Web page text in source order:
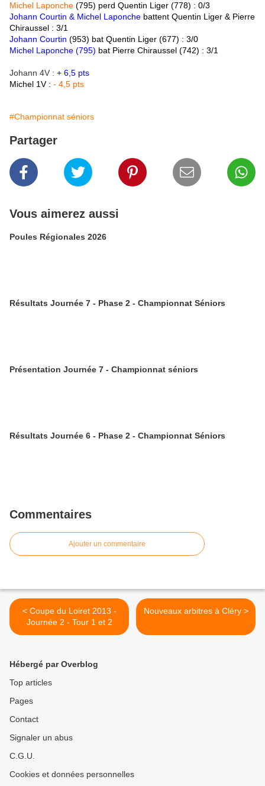
Michel Laponche (795) perd Quentin Liger (778) : 0/3
Johann Courtin & Michel Laponche battent Quentin Liger & Pierre
Chiraussel : 3/1
Johann Courtin (953) bat Quentin Liger (677) : 3/0
Michel Laponche (795) bat Pierre Chiraussel (742) : 3/1
Johann 4V : + 6,5 pts
Michel 1V : - 4,5 pts
#Championnat séniors
Partager
Vous aimerez aussi
Poules Régionales 2026
Résultats Journée 7 - Phase 2 - Championnat Séniors
Présentation Journée 7 - Championnat séniors
Résultats Journée 6 - Phase 2 - Championnat Séniors
Commentaires
Ajouter un commentaire
< Coupe du Loiret 2013 -
Journée 2 - Tour 1 et 2
Nouveaux arbitres à Cléry >
Hébergé par Overblog
Top articles
Pages
Contact
Signaler un abus
C.G.U.
Cookies et données personnelles